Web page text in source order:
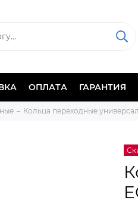
ОПЛАТА ГАРАНТИЯ
Кольца переходные